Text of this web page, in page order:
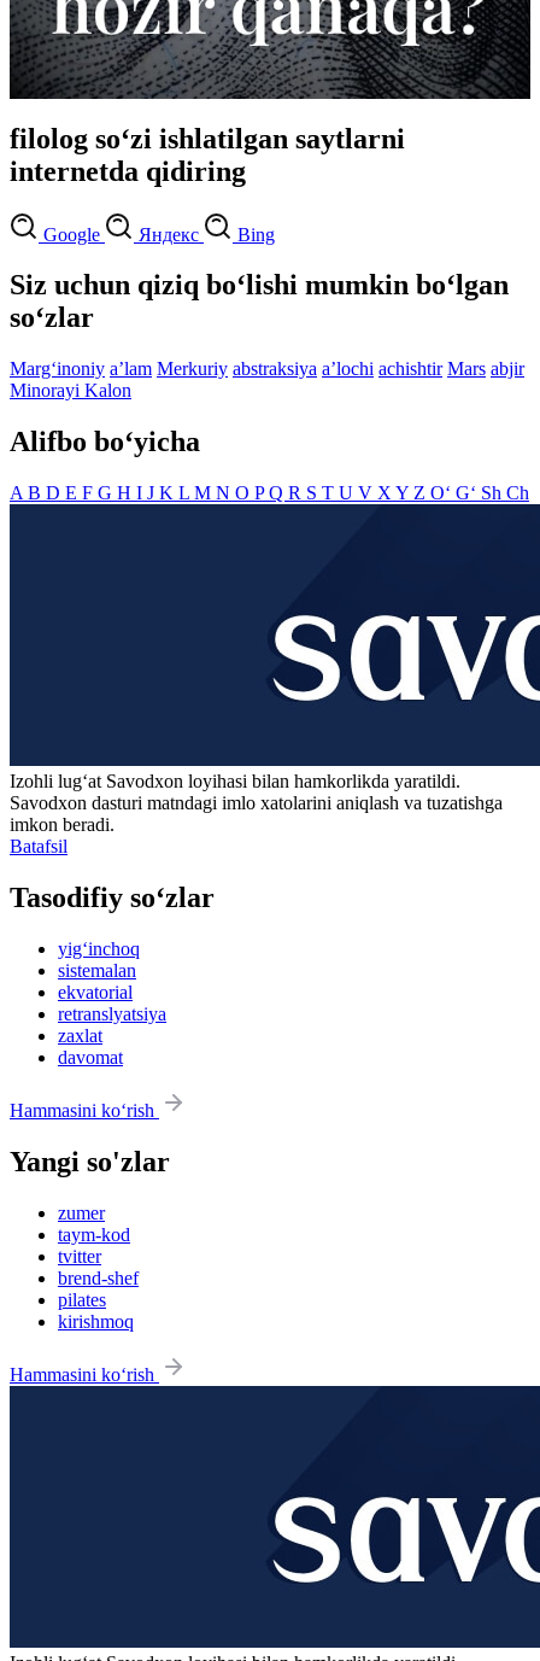
filolog so‘zi ishlatilgan saytlarni
internetda qidiring
Google Яндекс Bing
Siz uchun qiziq bo‘lishi mumkin bo‘lgan
so‘zlar
Marg‘inoniy aʼlam Merkuriy abstraksiya aʼlochi achishtir Mars abjir
Minorayi Kalon
Alifbo bo‘yicha
A B D E F G H I J K L M N O PQ R S T U V X Y Z O‘ G‘ Sh Ch
Izohli lugʻat Savodxon loyihasi bilan hamkorlikda yaratildi.
Savodxon dasturi matndagi imlo xatolarini aniqlash va tuzatishga
imkon beradi.
Batafsil
Tasodifiy so‘zlar
yig‘inchoq
sistemalan
ekvatorial
retranslyatsiya
zaxlat
davomat
Hammasini ko‘rish
Yangi so'zlar
zumer
taym-kod
tvitter
brend-shef
pilates
kirishmoq
Hammasini ko‘rish